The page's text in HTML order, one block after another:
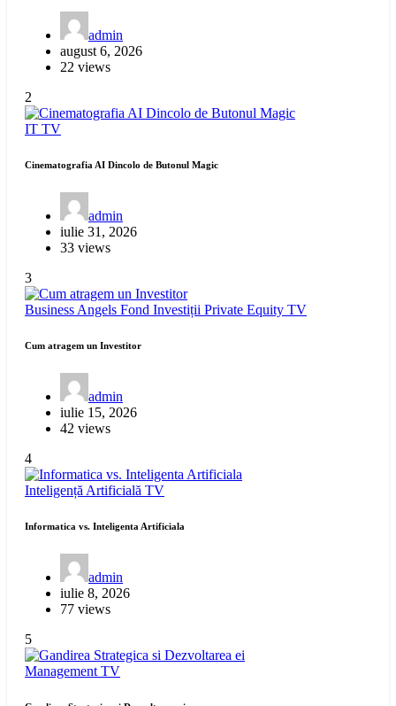
admin
august 6, 2026
22 views
2
IT TV
Cinematografia AI Dincolo de Butonul Magic
admin
iulie 31, 2026
33 views
3
Business Angels Fond Investiții Private Equity TV
Cum atragem un Investitor
admin
iulie 15, 2026
42 views
4
Inteligență Artificială TV
Informatica vs. Inteligenta Artificiala
admin
iulie 8, 2026
77 views
5
Management TV